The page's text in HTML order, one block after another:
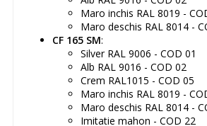
Maro inchis RAL 8019 -
Maro deschis RAL 8014 -
CF 165 SM:
Silver RAL 9006 - COD 01
Alb RAL 9016 - COD 02
Crem RAL1015 - COD 05
Maro inchis RAL 8019 -
Maro deschis RAL 8014 -
Imitatie mahon - COD 22